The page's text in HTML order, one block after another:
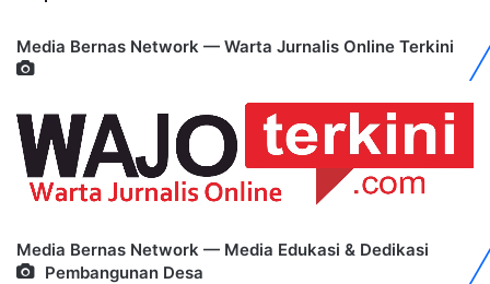
Media Bernas Network — Warta Jurnalis Online Terkini
Media Bernas Network — Media Edukasi & Dedikasi
Pembangunan Desa